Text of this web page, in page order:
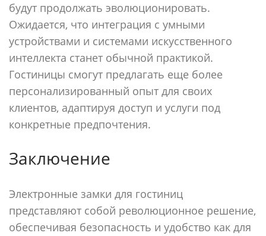
будут продолжать эволюционировать.
Ожидается, что интеграция с умными
устройствами и системами искусственного
интеллекта станет обычной практикой.
Гостиницы смогут предлагать еще более
персонализированный опыт для своих
клиентов, адаптируя доступ и услуги под
конкретные предпочтения.
Заключение
Электронные замки для гостиниц
представляют собой революционное решение,
обеспечивая безопасность и удобство как для